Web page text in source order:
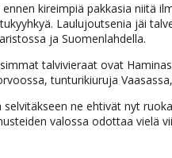
kireimpiä pakkasia niitä
Laulujoutsenia jäi
ja Suomenlahdella.
talvivieraat ovat
tunturikiuruja
ne ehtivät nyt
valossa odottaa vielä